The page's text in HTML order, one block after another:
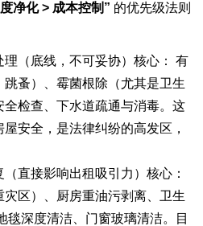
净化 > 成本控制” 的优先级法则
（底线，不可妥协）核心： 有
蚤）、霉菌根除（尤其是卫生
检查、下水道疏通与消毒。这
安全，是法律纠纷的高发区，
直接影响出租吸引力）核心：
区）、厨房重油污剥离、卫生
毯深度清洁、门窗玻璃清洁。目